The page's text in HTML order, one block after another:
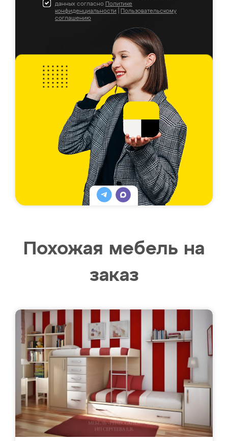
данных согласно Политике
конфиденциальности
Пользовательскому
соглашению
Похожая мебель на
заказ